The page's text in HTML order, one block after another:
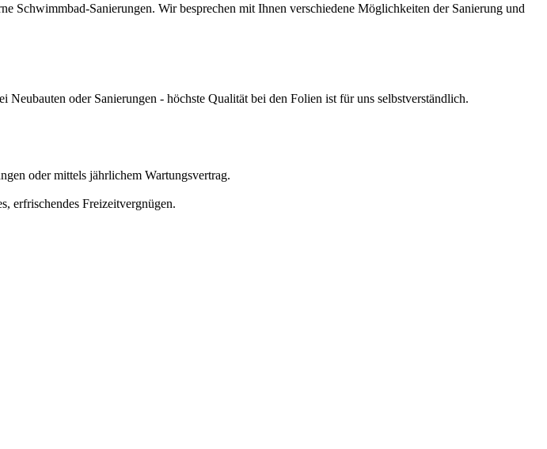
Sanierungen. Wir besprechen mit Ihnen verschiedene Möglichkeiten der Sanierung und
oder Sanierungen - höchste Qualität bei den Folien ist für uns selbstverständlich.
oder mittels jährlichem Wartungsvertrag.
erfrischendes Freizeitvergnügen.